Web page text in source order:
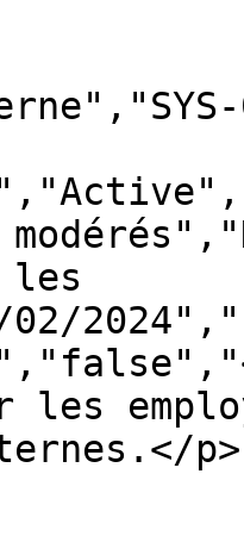
les
les